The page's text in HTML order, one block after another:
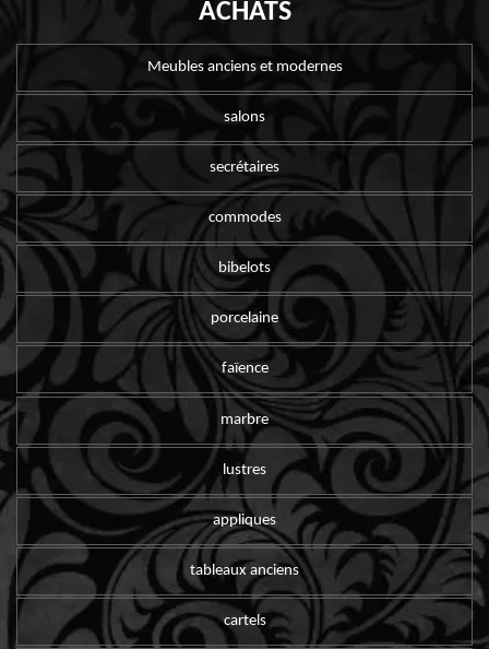
ACHATS
Meubles anciens et modernes
salons
secrétaires
commodes
bibelots
porcelaine
faïence
marbre
lustres
appliques
tableaux anciens
cartels